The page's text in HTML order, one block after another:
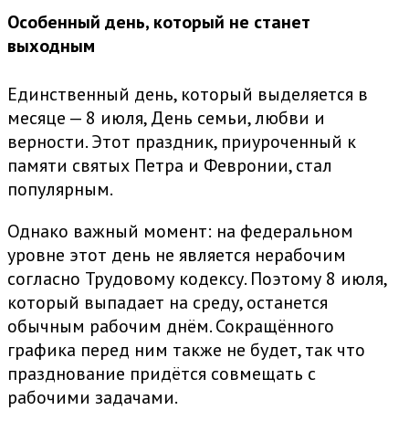
Особенный день, который не станет
выходным
Единственный день, который выделяется в
месяце — 8 июля, День семьи, любви и
верности. Этот праздник, приуроченный к
памяти святых Петра и Февронии, стал
популярным.
Однако важный момент: на федеральном
уровне этот день не является нерабочим
согласно Трудовому кодексу. Поэтому 8 июля,
который выпадает на среду, останется
обычным рабочим днём. Сокращённого
графика перед ним также не будет, так что
празднование придётся совмещать с
рабочими задачами.